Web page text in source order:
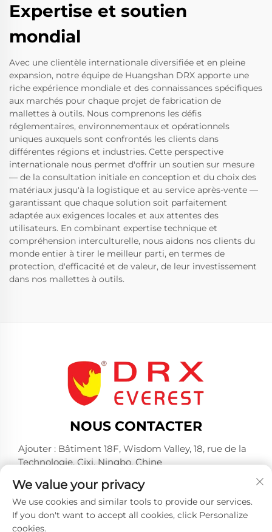
Expertise et soutien
mondial
Avec une clientèle internationale diversifiée et en pleine
expansion, notre équipe de Huangshan DRX apporte une
riche expérience mondiale et des connaissances spécifiques
aux marchés pour chaque projet de fabrication de
mallettes à outils. Nous comprenons les défis
réglementaires, environnementaux et opérationnels
uniques auxquels sont confrontés les clients dans
différentes régions et industries. Cette perspective
internationale nous permet d'offrir un soutien sur mesure
— de la consultation initiale en conception et du choix des
matériaux jusqu'à la logistique et au service après-vente —
garantissant que chaque solution soit parfaitement
adaptée aux exigences locales et aux attentes des
utilisateurs. En combinant expertise technique et
compréhension interculturelle, nous aidons nos clients du
monde entier à tirer le meilleur parti, en termes de
protection, d'efficacité et de valeur, de leur investissement
dans nos mallettes à outils.
NOUS CONTACTER
Ajouter : Bâtiment 18F, Wisdom Valley, 18, rue de la
Technologie, Cixi, Ningbo, Chine
Tél. : +86-574-23660321
E-mail :[email protected]
We value your privacy
We use cookies and similar tools to provide our services.
If you don't want to accept all cookies, click Personalize
cookies.